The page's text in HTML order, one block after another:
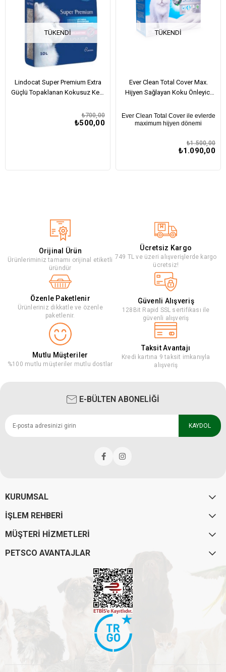
TÜKENDI
Lindocat Super Premium Extra
Güçlü Topaklanan Kokusuz Kedi
₺500,00
₺700,00
TÜKENDI
Ever Clean Total Cover Max.
Hijyen Sağlayan Koku Önleyici
Ever Clean Total Cover ile evlerde
maximum hijyen dönemi
₺1.090,00
₺1.500,00
Orijinal Ürün
Ürünleriminiz tamamı orijinal etiketli
üründür
Ücretsiz Kargo
749 TL ve üzeri alışverişlerde kargo
ücretsiz!
Özenle Paketlenir
Ürünleriniz dikkatle ve özenle
paketlenir.
Güvenli Alışveriş
128Bit Rapid SSL sertifikası ile
güvenli alışveriş
Mutlu Müşteriler
%100 mutlu müşteriler mutlu dostlar
Taksit Avantajı
Kredi kartına 9 taksit imkanıyla
alışveriş
E-BÜLTEN ABONELİĞİ
KAYDOL
KURUMSAL
İŞLEM REHBERİ
MÜŞTERİ HİZMETLERİ
PETSCO AVANTAJLAR